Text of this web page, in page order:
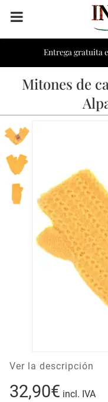
Entrega gratuita
Mitones de
Ver la descripción
32,90€ incl. IVA